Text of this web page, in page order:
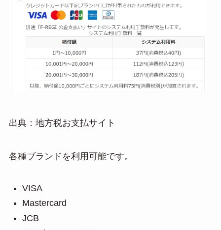
出典：地方税お支払サイト
各種ブランドを利用可能です。
VISA
Mastercard
JCB